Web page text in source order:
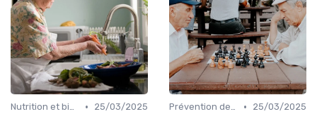
Nutrition et bien-être •
25/03/2025
Prévention des chutes •
25/03/2025